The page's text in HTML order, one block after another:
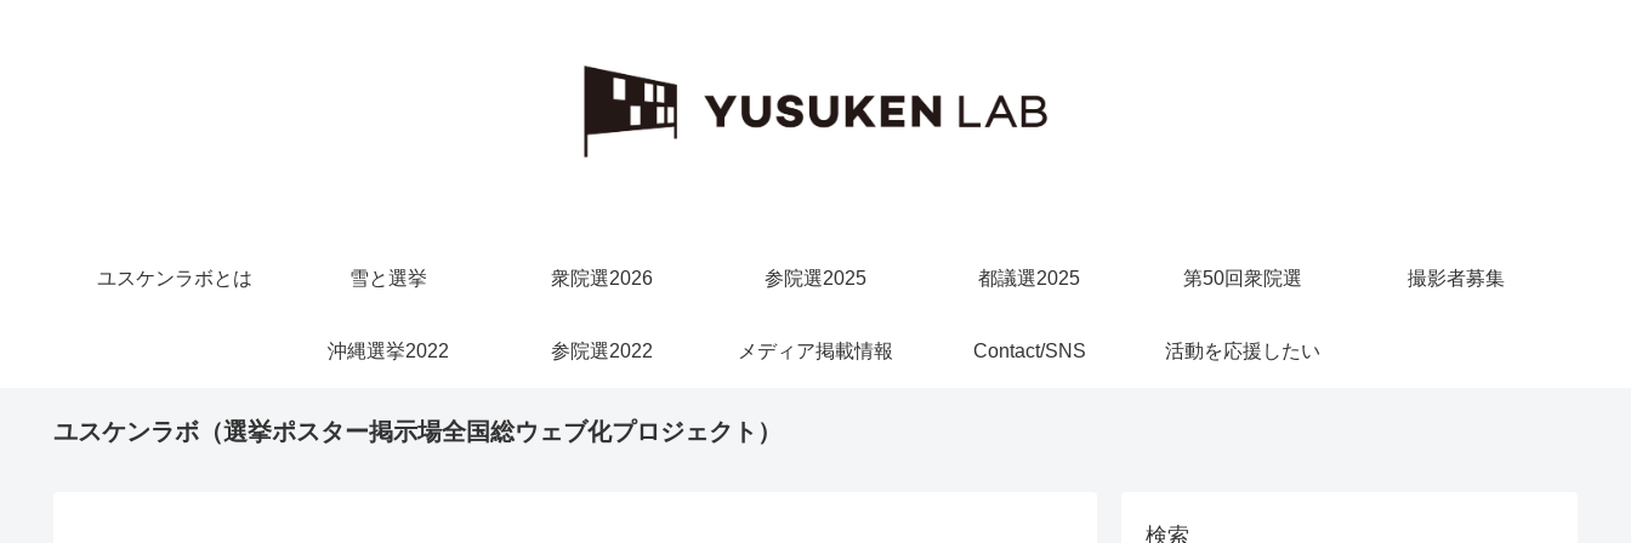
ユスケンラボとは 雪と選挙 衆院選2026 参院選2025 都議選2025 第50回衆院選 撮影者募集
沖縄選挙2022 参院選2022 メディア掲載情報 Contact/SNS 活動を応援したい
ユスケンラボ（選挙ポスター掲示場全国総ウェブ化プロジェクト）
検索